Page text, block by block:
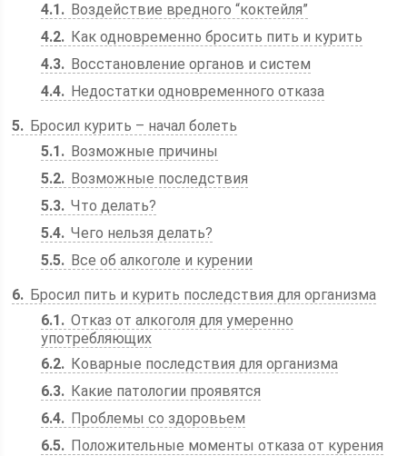
4.1
Воздействие вредного “коктейля”
4.2
Как одновременно бросить пить и курить
4.3
Восстановление органов и систем
4.4
Недостатки одновременного отказа
5
Бросил курить – начал болеть
5.1
Возможные причины
5.2
Возможные последствия
5.3 Что делать?
5.4 Чего нельзя делать?
5.5
Все об алкоголе и курении
6
Бросил пить и курить последствия для организма
6.1
Отказ от алкоголя для умеренно
употребляющих
6.2
Коварные последствия для организма
6.3
Какие патологии проявятся
6.4
Проблемы со здоровьем
6.5
Положительные моменты отказа от курения